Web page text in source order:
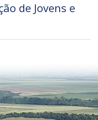
de Jovens e